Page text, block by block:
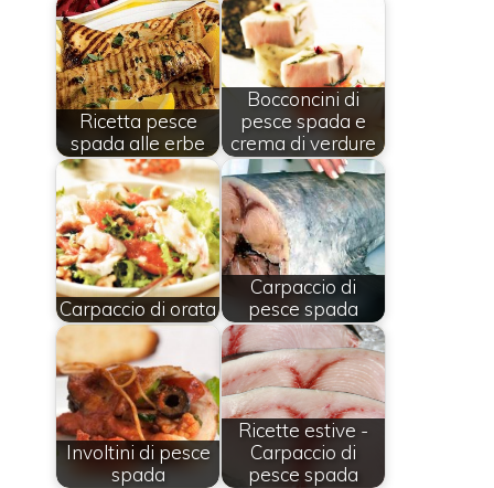
Ricetta pesce
spada alle erbe
Bocconcini di
pesce spada e
crema di verdure
Carpaccio di orata
Carpaccio di
pesce spada
Involtini di pesce
spada
Ricette estive -
Carpaccio di
pesce spada